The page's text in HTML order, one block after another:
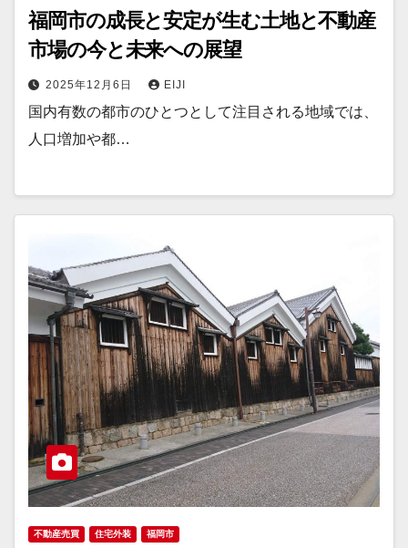
福岡市の成長と安定が生む土地と不動産
市場の今と未来への展望
2025年12月6日 EIJI
国内有数の都市のひとつとして注目される地域では、
人口増加や都…
不動産売買 住宅外装 福岡市